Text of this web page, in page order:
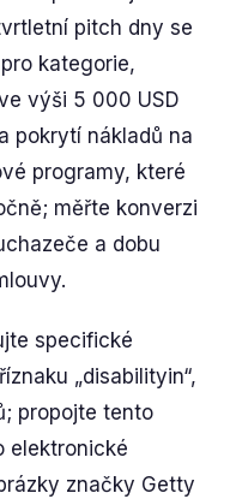
pitch dny se
kategorie,
výši 5 000 USD
pokrytí nákladů na
programy, které
měřte konverzi
a dobu
specifické
„disabilityin“,
propojte tento
elektronické
značky Getty